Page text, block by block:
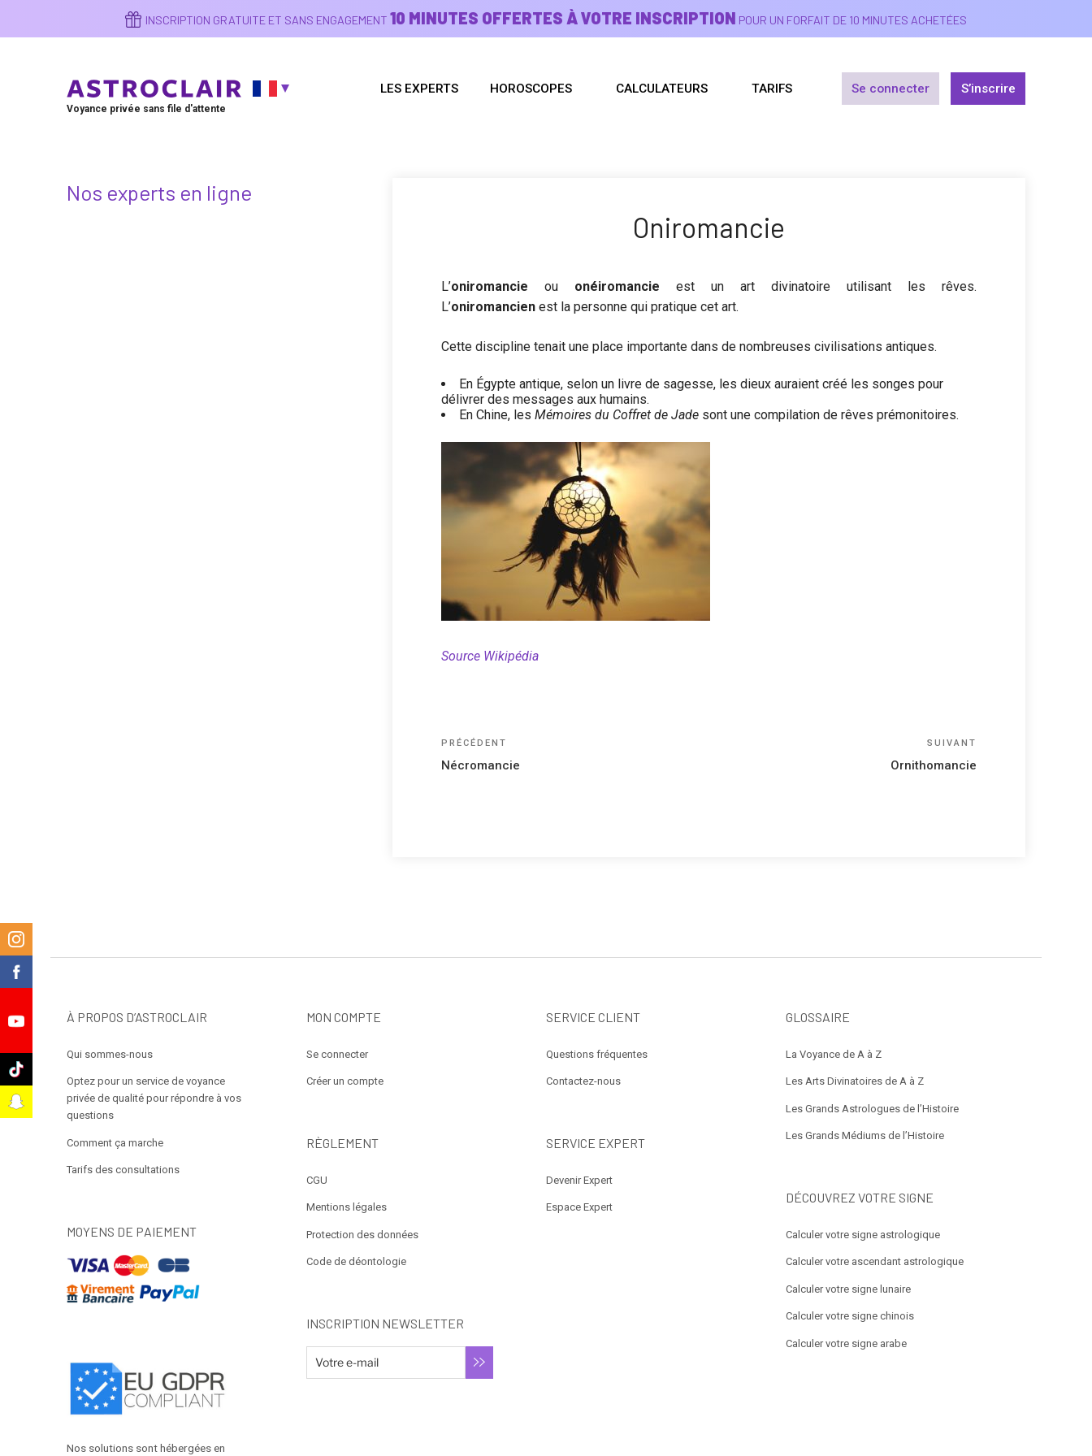
contenu
INSCRIPTION GRATUITE ET SANS ENGAGEMENT 10 MINUTES OFFERTES À VOTRE INSCRIPTION POUR UN FORFAIT DE 10 MINUTES ACHETÉES
Voyance privée sans file d'attente
LES EXPERTS HOROSCOPES CALCULATEURS TARIFS Se connecter S’inscrire
Oniromancie
L’oniromancie ou onéiromancie est un art divinatoire utilisant les rêves.
L’oniromancien est la personne qui pratique cet art.
Cette discipline tenait une place importante dans de nombreuses civilisations antiques.
En Égypte antique, selon un livre de sagesse, les dieux auraient créé les songes pour
délivrer des messages aux humains.
En Chine, lesMémoires du Coffret de Jade sont une compilation de rêves prémonitoires.
Source Wikipédia
Navigation
de
Article
précédent
PRÉCÉDENT
Nécromancie
SUIVANT
Ornithomancie
Nos experts en ligne
À PROPOS D’ASTROCLAIR
Qui sommes-nous
Optez pour un service de voyance
privée de qualité pour répondre à vos
questions
Comment ça marche
Tarifs des consultations
MOYENS DE PAIEMENT
Nos solutions sont hébergées en
MON COMPTE
Se connecter
Créer un compte
RÈGLEMENT
CGU
Mentions légales
Protection des données
Code de déontologie
INSCRIPTION NEWSLETTER
SERVICE CLIENT
Questions fréquentes
Contactez-nous
SERVICE EXPERT
Devenir Expert
Espace Expert
GLOSSAIRE
La Voyance de A à Z
Les Arts Divinatoires de A à Z
Les Grands Astrologues de l’Histoire
Les Grands Médiums de l’Histoire
DÉCOUVREZ VOTRE SIGNE
Calculer votre signe astrologique
Calculer votre ascendant astrologique
Calculer votre signe lunaire
Calculer votre signe chinois
Calculer votre signe arabe